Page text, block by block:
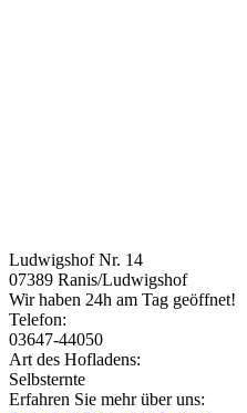
Ludwigshof Nr. 14
07389 Ranis/Ludwigshof
Wir haben 24h am Tag geöffnet!
Telefon:
03647-44050
Art des Hofladens:
Selbsternte
Erfahren Sie mehr über uns: